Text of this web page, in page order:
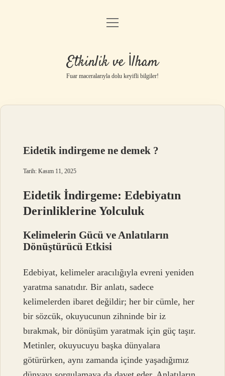
Anasayfa
Gizlilik Politikası
Yasal Uyarı
menüyü
Etkinlik ve İlham
Fuar maceralarıyla dolu keyifli bilgiler!
Eidetik indirgeme ne demek ?
Tarih: Kasım 11, 2025
Eidetik İndirgeme: Edebiyatın
Derinliklerine Yolculuk
Kelimelerin Gücü ve Anlatıların
Dönüştürücü Etkisi
Edebiyat, kelimeler aracılığıyla evreni yeniden
yaratma sanatıdır. Bir anlatı, sadece
kelimelerden ibaret değildir; her bir cümle, her
bir sözcük, okuyucunun zihninde bir iz
bırakmak, bir dönüşüm yaratmak için güç taşır.
Metinler, okuyucuyu başka dünyalara
götürürken, aynı zamanda içinde yaşadığımız